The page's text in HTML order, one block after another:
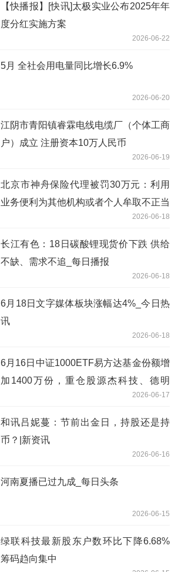
【快播报】[快讯]太极实业公布2025年年
度分红实施方案
2026-06-22
5月 全社会用电量同比增长6.9%
2026-06-20
江阴市青阳镇睿霖电线电缆厂（个体工商
户）成立 注册资本10万人民币
2026-06-19
北京市神舟保险代理被罚30万元：利用
业务便利为其他机构或者个人牟取不正当
2026-06-18
长江有色：18日碳酸锂现货价下跌 供给
不缺、需求不追_每日播报
2026-06-18
6月18日文字媒体板块涨幅达4%_今日热
讯
2026-06-18
6月16日中证1000ETF易方达基金份额增
加1400万份，重仓股源杰科技、德明
2026-06-17
和讯吕妮蔓：节前出金日，持股还是持
币？|新资讯
2026-06-16
河南夏播已过九成_每日头条
2026-06-15
绿联科技最新股东户数环比下降6.68%
筹码趋向集中